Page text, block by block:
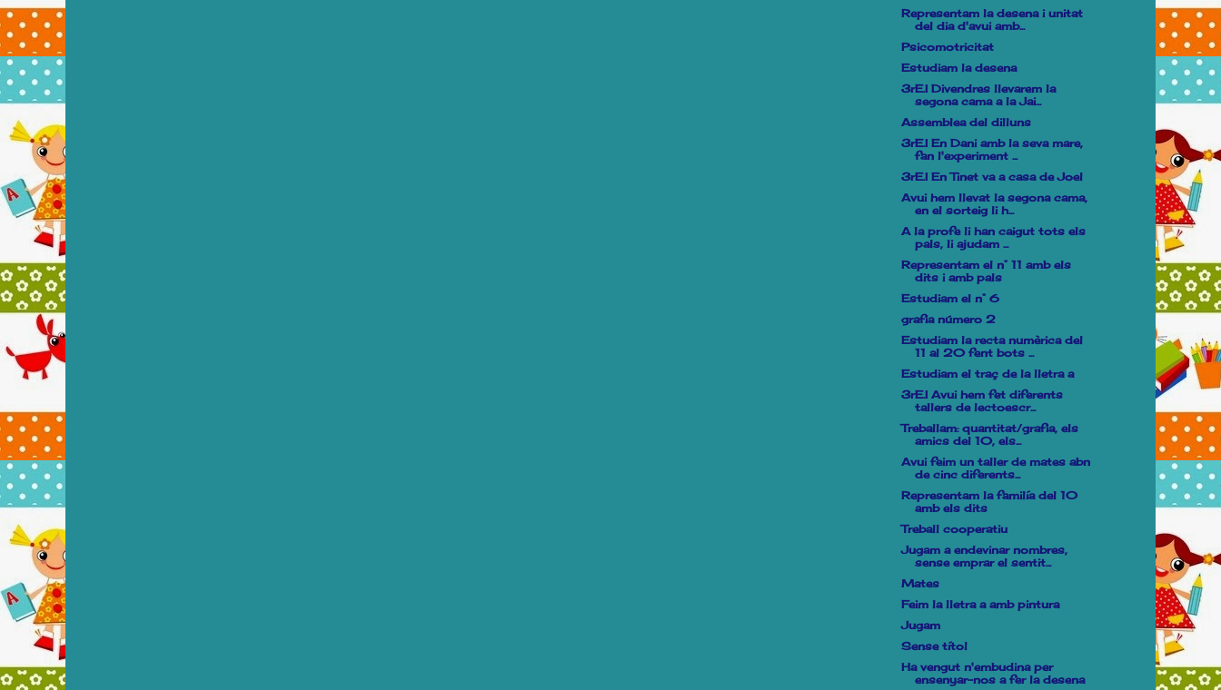
Representam la desena i unitat
del dia d'avui amb...
Psicomotricitat
Estudiam la desena
3rE.I Divendres llevarem la
segona cama a la Jai...
Assemblea del dilluns
3rE.I En Dani amb la seva mare,
fan l'experiment ...
3rE.I En Tinet va a casa de Joel
Avui hem llevat la segona cama,
en el sorteig li h...
A la profe li han caigut tots els
pals, li ajudam ...
Representam el n° 11 amb els
dits i amb pals
Estudiam el n° 6
grafia número 2
Estudiam la recta numèrica del
11 al 20 fent bots ...
Estudiam el traç de la lletra a
3rE.I Avui hem fet diferents
tallers de lectoescr...
Treballam: quantitat/grafia, els
amics del 10, els...
Avui feim un taller de mates abn
de cinc diferents...
Representam la familía del 10
amb els dits
Treball cooperatiu
Jugam a endevinar nombres,
sense emprar el sentit...
Mates
Feim la lletra a amb pintura
Jugam
Sense títol
Ha vengut n'embudina per
ensenyar-nos a fer la desena